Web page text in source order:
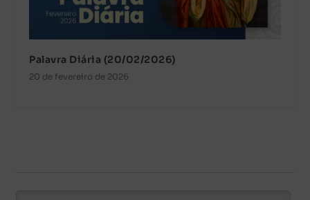
Palavra Diária (20/02/2026)
20 de fevereiro de 2026